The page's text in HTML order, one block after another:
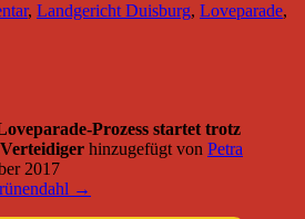
, Landgericht Duisburg, Loveparade,
Prozess startet trotz
hinzugefügt von Petra
2017
→